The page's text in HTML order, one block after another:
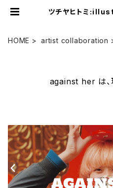
ツチヤヒトミ
HOME artist collaboration
against her は、